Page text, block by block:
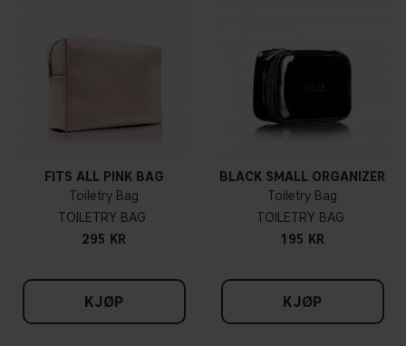
FITS ALL PINK BAG
Toiletry Bag
TOILETRY BAG
295 KR
KJØP
BLACK SMALL ORGANIZER
Toiletry Bag
TOILETRY BAG
195 KR
KJØP